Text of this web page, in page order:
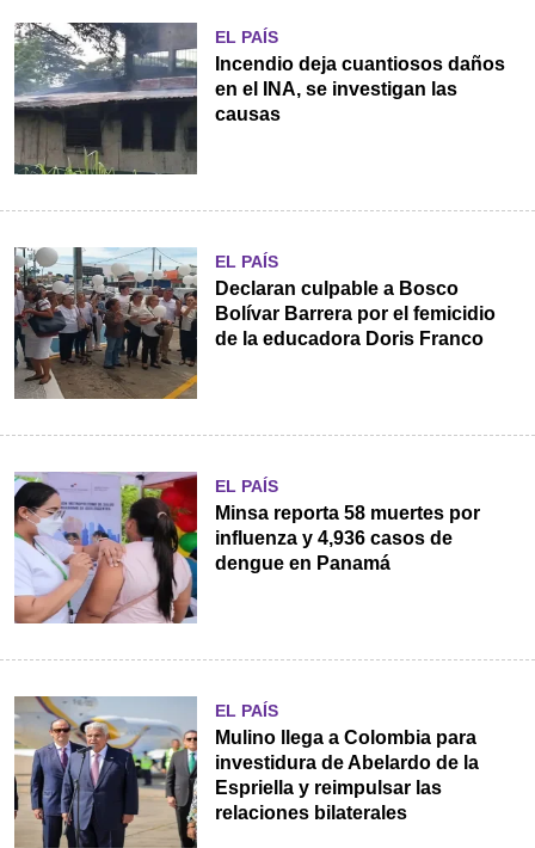
EL PAÍS
Incendio deja cuantiosos daños
en el INA, se investigan las
causas
EL PAÍS
Declaran culpable a Bosco
Bolívar Barrera por el femicidio
de la educadora Doris Franco
EL PAÍS
Minsa reporta 58 muertes por
influenza y 4,936 casos de
dengue en Panamá
EL PAÍS
Mulino llega a Colombia para
investidura de Abelardo de la
Espriella y reimpulsar las
relaciones bilaterales